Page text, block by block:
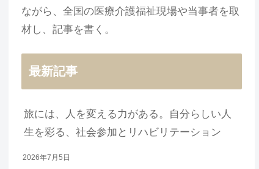
ながら、全国の医療介護福祉現場や当事者を取
材し、記事を書く。
最新記事
旅には、人を変える力がある。自分らしい人
生を彩る、社会参加とリハビリテーション
2026年7月5日